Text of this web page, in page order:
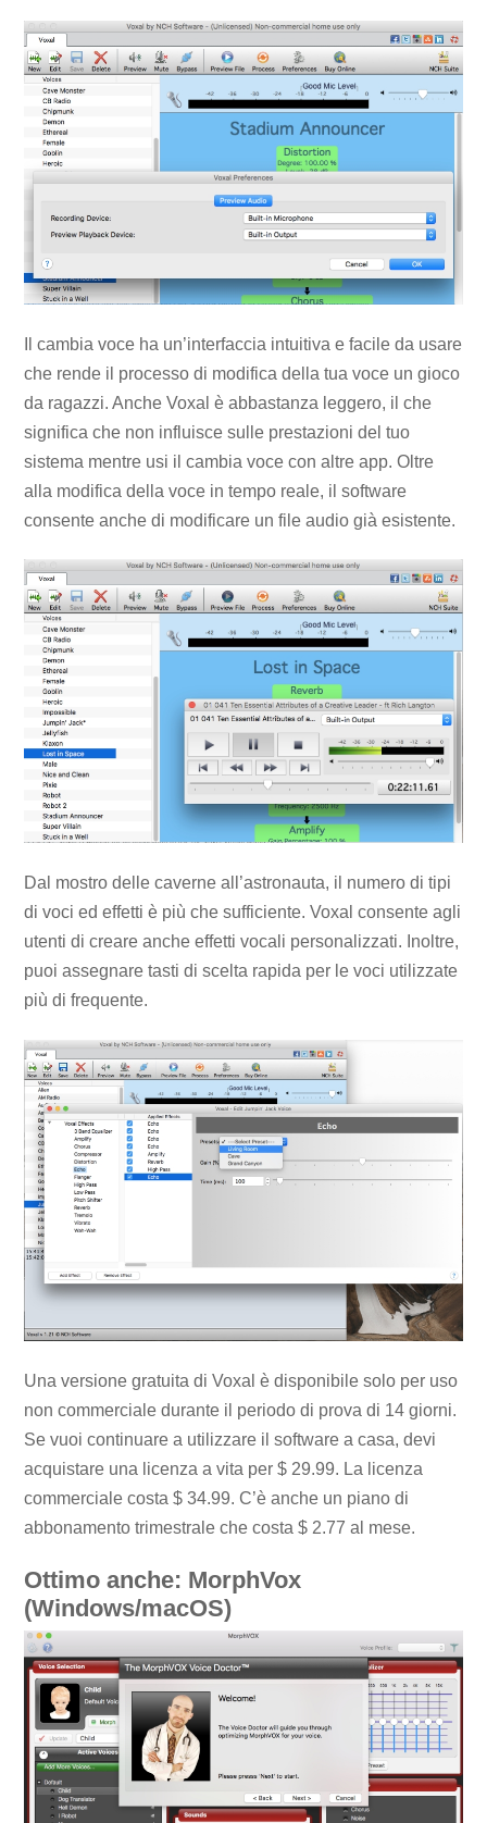
Il cambia voce ha un’interfaccia intuitiva e facile da usare
che rende il processo di modifica della tua voce un gioco
da ragazzi. Anche Voxal è abbastanza leggero, il che
significa che non influisce sulle prestazioni del tuo
sistema mentre usi il cambia voce con altre app. Oltre
alla modifica della voce in tempo reale, il software
consente anche di modificare un file audio già esistente.
Dal mostro delle caverne all’astronauta, il numero di tipi
di voci ed effetti è più che sufficiente. Voxal consente agli
utenti di creare anche effetti vocali personalizzati. Inoltre,
puoi assegnare tasti di scelta rapida per le voci utilizzate
più di frequente.
Una versione gratuita di Voxal è disponibile solo per uso
non commerciale durante il periodo di prova di 14 giorni.
Se vuoi continuare a utilizzare il software a casa, devi
acquistare una licenza a vita per $ 29.99. La licenza
commerciale costa $ 34.99. C’è anche un piano di
abbonamento trimestrale che costa $ 2.77 al mese.
Ottimo anche: MorphVox
(Windows/macOS)